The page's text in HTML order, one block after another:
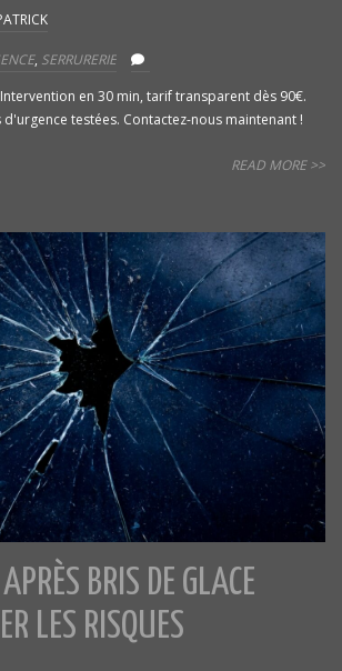
, SERRURERIE
en 30 min, tarif transparent dès 90€.
testées. Contactez-nous maintenant !
READ MORE >>
BRIS DE GLACE
LES RISQUES